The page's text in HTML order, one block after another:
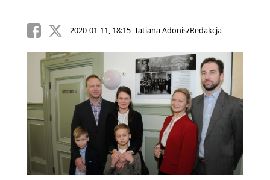
2020-01-11, 18:15 Tatiana Adonis/Redakcja